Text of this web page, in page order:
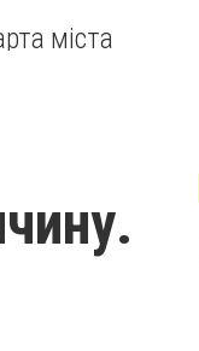
міста